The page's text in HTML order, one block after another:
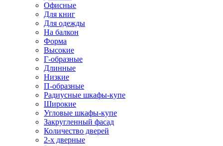
Офисные
Для книг
Для одежды
На балкон
Форма
Высокие
Г-образные
Длинные
Низкие
П-образные
Радиусные шкафы-купе
Широкие
Угловые шкафы-купе
Закругленный фасад
Количество дверей
2-х дверные